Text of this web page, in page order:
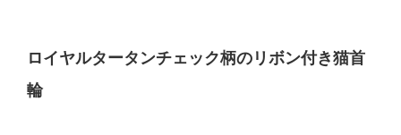
ロイヤルタータンチェック柄のリボン付き猫首
輪